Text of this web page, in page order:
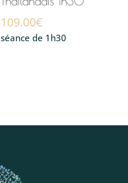
109.00€
séance de 1h30